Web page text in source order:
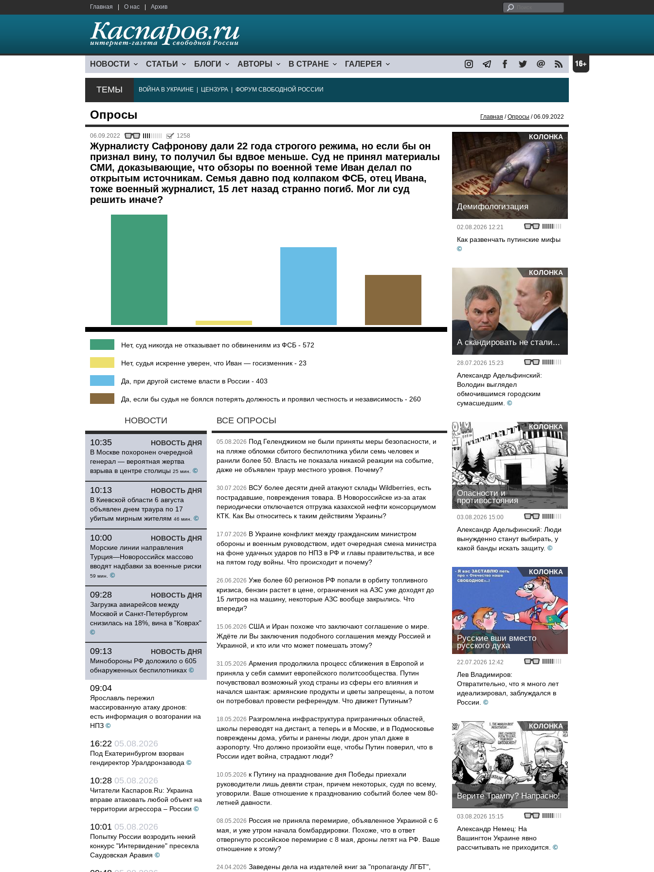
Главная О нас Архив
НОВОСТИ СТАТЬИ БЛОГИ АВТОРЫ В СТРАНЕ ГАЛЕРЕЯ
ТЕМЫ ВОЙНА В УКРАИНЕ ЦЕНЗУРА ФОРУМ СВОБОДНОЙ РОССИИ
Опросы Главная /Опросы / 06.09.2022
06.09.2022 1258
Журналисту Сафронову дали 22 года строгого режима, но если бы он
признал вину, то получил бы вдвое меньше. Суд не принял материалы
СМИ, доказывающие, что обзоры по военной теме Иван делал по
открытым источникам. Семья давно под колпаком ФСБ, отец Ивана,
тоже военный журналист, 15 лет назад странно погиб. Мог ли суд
решить иначе?
Нет, суд никогда не отказывает по обвинениям из ФСБ - 572
Нет, судья искренне уверен, что Иван — госизменник - 23
Да, при другой системе власти в России - 403
Да, если бы судья не боялся потерять должность и проявил честность и независимость - 260
НОВОСТИ
НОВОСТЬ ДНЯ
10:35
В Москве похоронен очередной
генерал — вероятная жертва
взрыва в центре столицы 25 мин. ©
НОВОСТЬ ДНЯ
10:13
В Киевской области 6 августа
объявлен днем траура по 17
убитым мирным жителям 46 мин. ©
НОВОСТЬ ДНЯ
10:00
Морские линии направления
Турция—Новороссийск массово
вводят надбавки за военные риски
59 мин. ©
НОВОСТЬ ДНЯ
09:28
Загрузка авиарейсов между
Москвой и Санкт-Петербургом
снизилась на 18%, вина в "Коврах"
©
НОВОСТЬ ДНЯ
09:13
Минобороны РФ доложило о 605
обнаруженных беспилотниках ©
09:04
Ярославль пережил
массированную атаку дронов:
есть информация о возгорании на
НПЗ ©
16:22 05.08.2026
Под Екатеринбургом взорван
гендиректор Уралдронзавода ©
10:28 05.08.2026
Читатели Каспаров.Ru: Украина
вправе атаковать любой объект на
территории агрессора – России ©
10:01 05.08.2026
Попытку России возродить некий
конкурс "Интервидение" пресекла
Саудовская Аравия ©
ВСЕ ОПРОСЫ
05.08.2026 Под Геленджиком не были приняты меры безопасности, и
на пляже обломки сбитого беспилотника убили семь человек и
ранили более 50. Власть не показала никакой реакции на событие,
даже не объявлен траур местного уровня. Почему?
30.07.2026 ВСУ более десяти дней атакуют склады Wildberries, есть
пострадавшие, повреждения товара. В Новороссийске из-за атак
периодически отключается отгрузка казахской нефти консорциумом
КТК. Как Вы относитесь к таким действиям Украины?
17.07.2026 В Украине конфликт между гражданским министром
обороны и военным руководством, идет очередная смена министра
на фоне удачных ударов по НПЗ в РФ и главы правительства, и все
на пятом году войны. Что происходит и почему?
26.06.2026 Уже более 60 регионов РФ попали в орбиту топливного
кризиса, бензин растет в цене, ограничения на АЗС уже доходят до
15 литров на машину, некоторые АЗС вообще закрылись. Что
впереди?
15.06.2026 США и Иран похоже что заключают соглашение о мире.
Ждёте ли Вы заключения подобного соглашения между Россией и
Украиной, и кто или что может помешать этому?
31.05.2026 Армения продолжила процесс сближения в Европой и
приняла у себя саммит европейского политсообщества. Путин
почувствовал возможный уход страны из сферы его влияния и
начался шантаж: армянские продукты и цветы запрещены, а потом
он потребовал провести референдум. Что движет Путиным?
18.05.2026 Разгромлена инфраструктура приграничных областей,
школы переводят на дистант, а теперь и в Москве, и в Подмосковье
повреждены дома, убиты и ранены люди, дрон упал даже в
аэропорту. Что должно произойти еще, чтобы Путин поверил, что в
России идет война, страдают люди?
10.05.2026 к Путину на празднование дня Победы приехали
руководители лишь девяти стран, причем некоторых, судя по всему,
уговорили. Ваше отношение к празднованию событий более чем 80-
летней давности.
08.05.2026 Россия не приняла перемирие, объявленное Украиной с 6
мая, и уже утром начала бомбардировки. Похоже, что в ответ
отвергнуто российское перемирие с 8 мая, дроны летят на РФ. Ваше
отношение к этому?
24.04.2026 Заведены дела на издателей книг за "пропаганду ЛГБТ",
КОЛОНКА
Демифологизация
02.08.2026 12:21
Как развенчать путинские мифы
©
КОЛОНКА
А скандировать не стали...
28.07.2026 15:23
Александр Адельфинский:
Володин выглядел
обмочившимся городским
сумасшедшим. ©
КОЛОНКА
Опасности и
противостояния
03.08.2026 15:00
Александр Адельфинский: Люди
вынужденно станут выбирать, у
какой банды искать защиту. ©
КОЛОНКА
Русские вши вместо
русского духа
22.07.2026 12:42
Лев Владимиров:
Отвратительно, что я много лет
идеализировал, заблуждался в
России. ©
КОЛОНКА
Верите Трампу? Напрасно!
03.08.2026 15:15
Александр Немец: На
Вашингтон Украине явно
рассчитывать не приходится. ©